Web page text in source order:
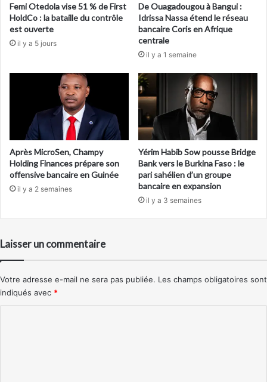
Femi Otedola vise 51 % de First
HoldCo : la bataille du contrôle
est ouverte
il y a 5 jours
De Ouagadougou à Bangui :
Idrissa Nassa étend le réseau
bancaire Coris en Afrique
centrale
il y a 1 semaine
Après MicroSen, Champy
Holding Finances prépare son
offensive bancaire en Guinée
il y a 2 semaines
Yérim Habib Sow pousse Bridge
Bank vers le Burkina Faso : le
pari sahélien d’un groupe
bancaire en expansion
il y a 3 semaines
Laisser un commentaire
Votre adresse e-mail ne sera pas publiée. Les champs obligatoires sont
indiqués avec *